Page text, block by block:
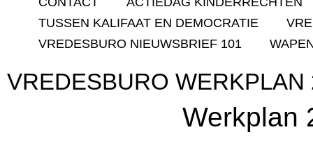
TUSSEN KALIFAAT EN DEMOCRATIE
VREDESBURO NIEUWSBRIEF 101
VREDESBURO WERKPLAN
Werkplan